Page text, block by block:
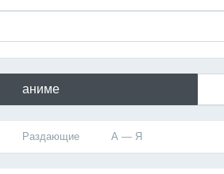
аниме
Раздающие А — Я